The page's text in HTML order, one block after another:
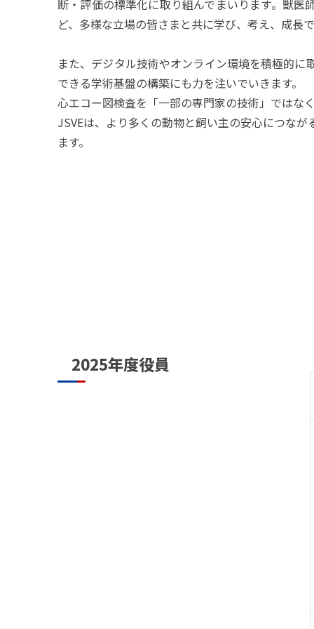
断・評価の標準化に取り組んでまいります。獣
ど、多様な立場の皆さまと共に学び、考え、成長
また、デジタル技術やオンライン環境を積極的
できる学術基盤の構築にも力を注いでいきます。
心エコー図検査を「一部の専門家の技術」ではな
JSVEは、より多くの動物と飼い主の安心につな
ます。
2025年度役員